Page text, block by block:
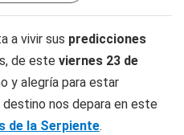
a vivir sus predicciones
de este viernes 23 de
y alegría para estar
nos depara en este
de la Serpiente.